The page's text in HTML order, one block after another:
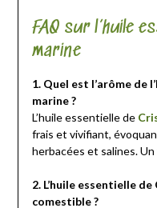
FAQ sur l’huile
marine
1. Quel est l’arôme de
marine ?
L’huile essentielle de
frais et vivifiant,
herbacées et salines.
2. L’huile essentielle
comestible ?